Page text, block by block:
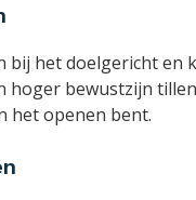
het doelgericht en
bewustzijn
het openen bent.